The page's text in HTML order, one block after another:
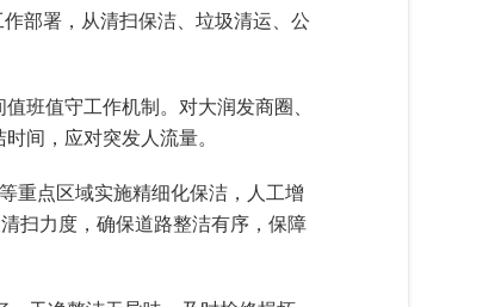
部署，从清扫保洁、垃圾清运、公
班值守工作机制。对大润发商圈、
间，‌应对突发人流量。
重点区域实施精细化保洁，人工增
扫力度，确保道路整洁有序，保障